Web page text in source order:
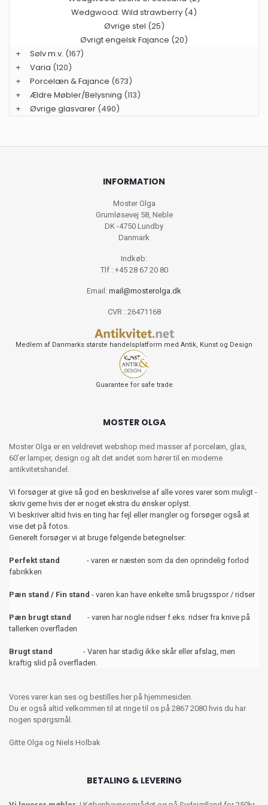
Wedgwood: Wild strawberry (4)
Øvrige stel (25)
Øvrigt engelsk Fajance (20)
+
Sølv m.v. (167)
+
Varia (120)
+
Porcelæn & Fajance (673)
+
Ældre Møbler/Belysning (113)
+
Øvrige glasvarer (490)
INFORMATION
Moster Olga
Grumløsevej 58, Neble
DK -4750 Lundby
Danmark
Indkøb:
Tlf : +45 28 67 20 80
Email: mail@mosterolga.dk
CVR : 26471168
Medlem af Danmarks største handelsplatform med Antik, Kunst og Design
Guarantee for safe trade
MOSTER OLGA
Moster Olga er en veldrevet webshop med masser af porcelæn, glas,
60’er lamper, design og alt det andet som hører til en moderne
antikvitetshandel.
Vi forsøger at give så god en beskrivelse af alle vores varer som muligt -
skriv gerne hvis der er noget ekstra du ønsker oplyst.
Vi beskriver altid hvis en ting har fejl eller mangler og forsøger også at
vise det på fotos.
Generelt forsøger vi at bruge følgende betegnelser:
Perfekt stand - varen er næsten som da den oprindelig forlod
fabrikken
Pæn stand / Fin stand - varen kan have enkelte små brugsspor / ridser
Pæn brugt stand
- varen har nogle ridser f.eks. ridser fra knive på
tallerken overfladen
Brugt stand
- Varen har stadig ikke skår eller afslag, men
kraftig slid på overfladen.
Vores varer kan ses og bestilles her på hjemmesiden.
Du er også altid velkommen til at ringe til os på 2867 2080 hvis du har
nogen spørgsmål.
Gitte Olga og Niels Holbak
BETALING & LEVERING